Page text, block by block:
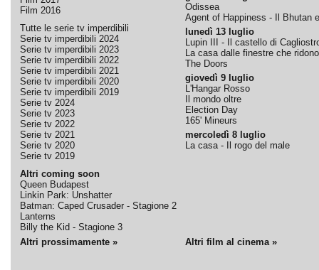
Film 2016
Tutte le serie tv imperdibili
Serie tv imperdibili 2024
Serie tv imperdibili 2023
Serie tv imperdibili 2022
Serie tv imperdibili 2021
Serie tv imperdibili 2020
Serie tv imperdibili 2019
Serie tv 2024
Serie tv 2023
Serie tv 2022
Serie tv 2021
Serie tv 2020
Serie tv 2019
Altri coming soon
Queen Budapest
Linkin Park: Unshatter
Batman: Caped Crusader - Stagione 2
Lanterns
Billy the Kid - Stagione 3
Odissea
Agent of Happiness - Il Bhutan
lunedì 13 luglio
Lupin III - Il castello di
La casa dalle finestre che ridono
The Doors
giovedì 9 luglio
L'Hangar Rosso
Il mondo oltre
Election Day
165' Mineurs
mercoledì 8 luglio
La casa - Il rogo del male
Altri prossimamente » Altri film al cinema »